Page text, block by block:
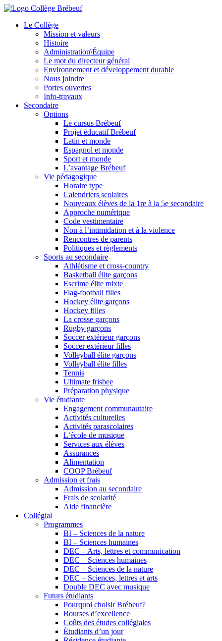
Le Collège
Mission et valeurs
Histoire
Administration\Équipe
Le mot du directeur général
Environnement et développement durable
Nous joindre
Portes ouvertes
Info-travaux
Secondaire
Options
Le cursus Brébeuf
Projet éducatif Brébeuf
Latin et monde
Espagnol et monde
Sport et monde
L’avantage Brébeuf
Vie pédagogique
Horaire type
Calendriers scolaires
Nouveaux élèves de la 1re à la 5e secondaire
Approche numérique
Code vestimentaire
Non à l’intimidation et à la violence
Rencontres de parents
Politiques et règlements
Sports au secondaire
Athlétisme et cross-country
Basketball élite garçons
Escrime élite mixte
Flag-football filles
Hockey élite garçons
Hockey filles
La crosse garçons
Rugby garçons
Soccer extérieur garçons
Soccer extérieur filles
Volleyball élite garçons
Volleyball élite filles
Tennis
Ultimate frisbee
Préparation physique
Vie étudiante
Engagement communautaire
Activités culturelles
Activités parascolaires
L’école de musique
Services aux élèves
Assurances
Alimentation
COOP Brébeuf
Admission et frais
Admission au secondaire
Frais de scolarité
Aide financière
Collégial
Programmes
BI – Sciences de la nature
BI – Sciences humaines
DEC – Arts, lettres et communication
DEC – Sciences humaines
DEC – Sciences de la nature
DEC – Sciences, lettres et arts
Double DEC avec musique
Futurs étudiants
Pourquoi choisir Brébeuf?
Bourses d’excellence
Coûts des études collégiales
Étudiants d’un jour